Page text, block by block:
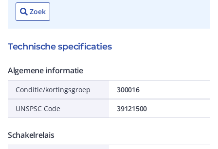
Zoek
Technische specificaties
Algemene informatie
Conditie/kortingsgroep 300016
UNSPSC Code 39121500
Schakelrelais